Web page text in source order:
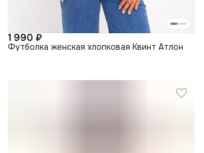
1 990 ₽
Футболка женская хлопковая Квинт Атлон